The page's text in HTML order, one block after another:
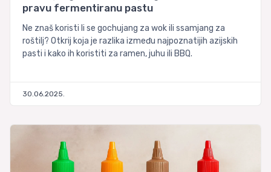
pravu fermentiranu pastu
Ne znaš koristi li se gochujang za wok ili ssamjang za
roštilj? Otkrij koja je razlika između najpoznatijih azijskih
pasti i kako ih koristiti za ramen, juhu ili BBQ.
30.06.2025.